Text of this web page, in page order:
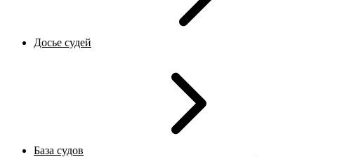
Досье судей
База судов